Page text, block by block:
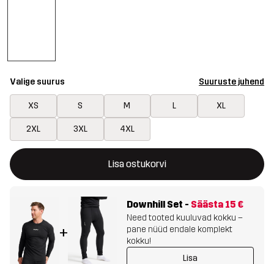
Valige suurus Suuruste juhend
XS S M L XL
2XL 3XL 4XL
Lisa ostukorvi
See nupp avab modaali, mis kinnitab ostukorvis uue kauba
{{size}} pole saadaval
+
Downhill Set - Säästa 15 €
Need tooted kuuluvad kokku –
pane nüüd endale komplekt
kokku!
Lisa